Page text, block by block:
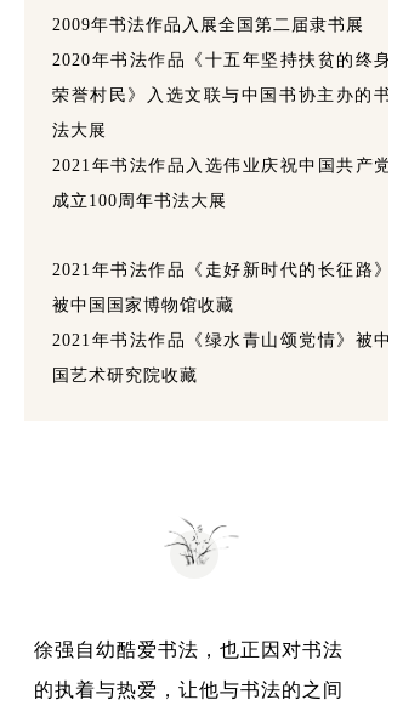
2009年书法作品入展全国第二届隶书展
2020年书法作品《十五年坚持扶贫的终身
荣誉村民》入选文联与中国书协主办的书
法大展
2021年书法作品入选伟业庆祝中国共产党
成立100周年书法大展
2021年书法作品《走好新时代的长征路》
被中国国家博物馆收藏
2021年书法作品《绿水青山颂党情》被中
国艺术研究院收藏
徐强自幼酷爱书法，也正因对书法
的执着与热爱，让他与书法的之间